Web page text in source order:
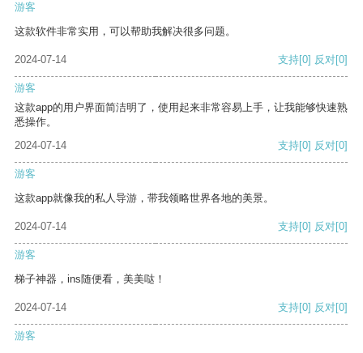
游客
这款软件非常实用，可以帮助我解决很多问题。
2024-07-14 支持[0] 反对[0]
游客
这款app的用户界面简洁明了，使用起来非常容易上手，让我能够快速熟
悉操作。
2024-07-14
支持[0] 反对[0]
游客
这款app就像我的私人导游，带我领略世界各地的美景。
2024-07-14 支持[0] 反对[0]
游客
梯子神器，ins随便看，美美哒！
2024-07-14 支持[0] 反对[0]
游客